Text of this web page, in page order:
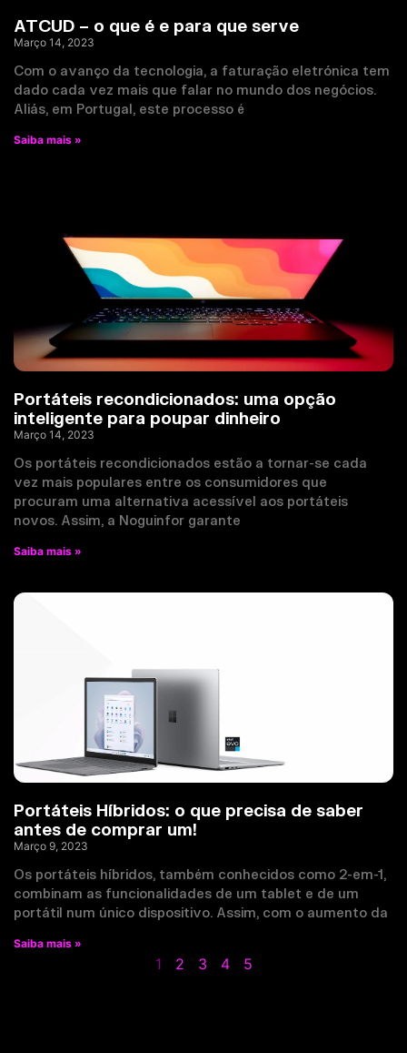
ATCUD – o que é e para que serve
Março 14, 2023
Com o avanço da tecnologia, a faturação eletrónica tem
dado cada vez mais que falar no mundo dos negócios.
Aliás, em Portugal, este processo é
Saiba mais »
Portáteis recondicionados: uma opção
inteligente para poupar dinheiro
Março 14, 2023
Os portáteis recondicionados estão a tornar-se cada
vez mais populares entre os consumidores que
procuram uma alternativa acessível aos portáteis
novos. Assim, a Noguinfor garante
Saiba mais »
Portáteis Híbridos: o que precisa de saber
antes de comprar um!
Março 9, 2023
Os portáteis híbridos, também conhecidos como 2-em-1,
combinam as funcionalidades de um tablet e de um
portátil num único dispositivo. Assim, com o aumento da
Saiba mais »
1 2 3 4 5